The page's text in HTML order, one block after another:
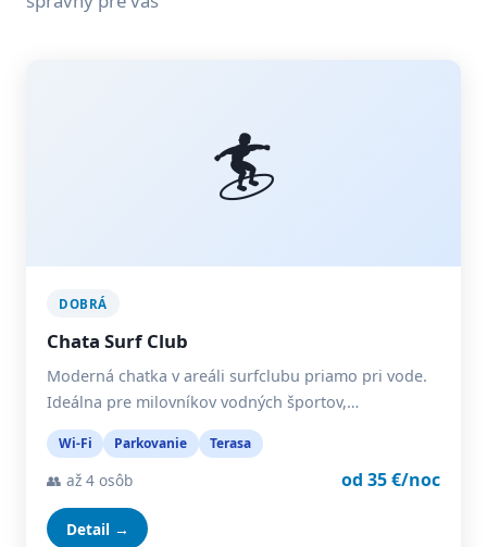
🏄
DOBRÁ
Chata Surf Club
Moderná chatka v areáli surfclubu priamo pri vode.
Ideálna pre milovníkov vodných športov,…
Wi-Fi Parkovanie Terasa
👥 až 4 osôb od 35 €/noc
Detail →